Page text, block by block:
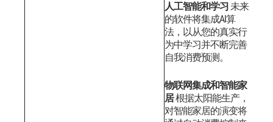
人工智能和学习未来
的软件将集成AI算
法，以从您的真实行
为中学习并不断完善
自我消费预测。
物联网集成和智能家
居根据太阳能生产，
对智能家居的演变将